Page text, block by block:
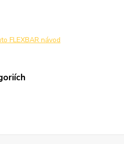
FLEXBAR návod